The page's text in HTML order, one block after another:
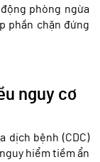
phòng ngừa
phần chặn đứng
nguy cơ
dịch bệnh (CDC)
hiểm tiềm ẩn